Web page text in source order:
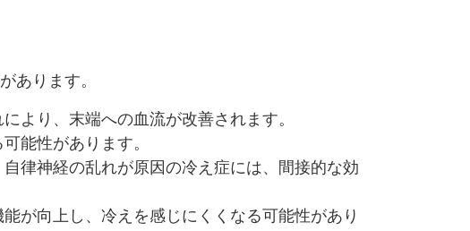
あります。
より、末端への血流が改善されます。
能性があります。
律神経の乱れが原因の冷え症には、間接的な効
が向上し、冷えを感じにくくなる可能性があり